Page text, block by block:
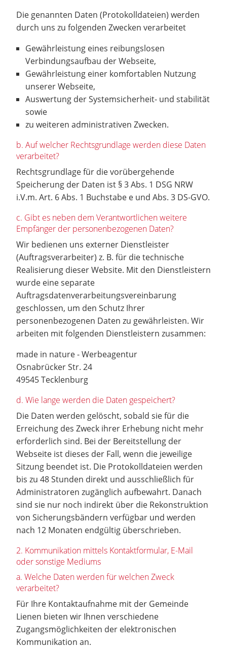
Die genannten Daten (Protokolldateien) werden
durch uns zu folgenden Zwecken verarbeitet
Gewährleistung eines reibungslosen
Verbindungsaufbau der Webseite,
Gewährleistung einer komfortablen Nutzung
unserer Webseite,
Auswertung der Systemsicherheit- und stabilität
sowie
zu weiteren administrativen Zwecken.
b. Auf welcher Rechtsgrundlage werden diese Daten
verarbeitet?
Rechtsgrundlage für die vorübergehende
Speicherung der Daten ist § 3 Abs. 1 DSG NRW
i.V.m. Art. 6 Abs. 1 Buchstabe e und Abs. 3 DS-GVO.
c. Gibt es neben dem Verantwortlichen weitere
Empfänger der personenbezogenen Daten?
Wir bedienen uns externer Dienstleister
(Auftragsverarbeiter) z. B. für die technische
Realisierung dieser Website. Mit den Dienstleistern
wurde eine separate
Auftragsdatenverarbeitungsvereinbarung
geschlossen, um den Schutz Ihrer
personenbezogenen Daten zu gewährleisten. Wir
arbeiten mit folgenden Dienstleistern zusammen:
made in nature - Werbeagentur
Osnabrücker Str. 24
49545 Tecklenburg
d. Wie lange werden die Daten gespeichert?
Die Daten werden gelöscht, sobald sie für die
Erreichung des Zweck ihrer Erhebung nicht mehr
erforderlich sind. Bei der Bereitstellung der
Webseite ist dieses der Fall, wenn die jeweilige
Sitzung beendet ist. Die Protokolldateien werden
bis zu 48 Stunden direkt und ausschließlich für
Administratoren zugänglich aufbewahrt. Danach
sind sie nur noch indirekt über die Rekonstruktion
von Sicherungsbändern verfügbar und werden
nach 12 Monaten endgültig überschrieben.
2. Kommunikation mittels Kontaktformular, E-Mail
oder sonstige Mediums
a. Welche Daten werden für welchen Zweck
verarbeitet?
Für Ihre Kontaktaufnahme mit der Gemeinde
Lienen bieten wir Ihnen verschiedene
Zugangsmöglichkeiten der elektronischen
Kommunikation an.